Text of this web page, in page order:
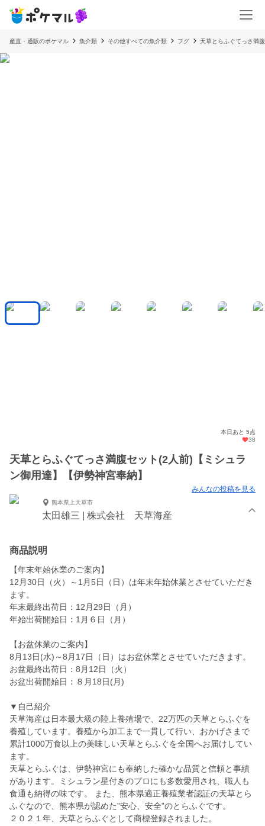
産直・通販のポケマル 魚介類 その他すべての魚介類 フグ 天草とらふぐてっさ満
本日あと 5点
38
天草とらふぐてっさ満腹セット(2人前)【ミシュラ
ン御用達】【伊勢神宮奉納】
みんなの投稿を見る
熊本県上天草市
太田雄三 | 株式会社 天草海産
商品説明
【年末年始休業のご案内】
12月30日（火）～1月5日（日）は年末年始休業とさせていただき
ます。
年末最終出荷日：12月29日（月）
年始出荷開始日：1月６日（月）
【お盆休業のご案内】
8月13日(水)～8月17日（日）はお盆休業とさせていただきます。
お盆最終出荷日：8月12日（火）
お盆出荷開始日：８月18日(月)
▼自己紹介
天草海産は日本最大級の陸上養殖場で、22万匹の天草とらふぐを
養殖しています。養殖から加工まで一貫して行い、おかげさまで
累計1000万食以上の美味しい天草とらふぐを全国へお届けしてい
ます。
天草とらふぐは、伊勢神宮にも奉納した確かな品質と信頼と事績
があります。ミシュラン星付きのプロにも多数愛用され、職人も
食通も納得の味です。 また、熊本県適正養殖業者認証の天草とら
ふぐなので、熊本県が認めた”安心、安全”のとらふぐです。
２０２１年、天草とらふぐとして商標登録されました。